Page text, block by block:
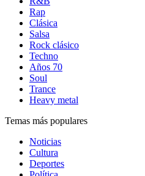
Rap
Clásica
Salsa
Rock clásico
Techno
Años 70
Soul
Trance
Heavy metal
Temas más populares
Noticias
Cultura
Deportes